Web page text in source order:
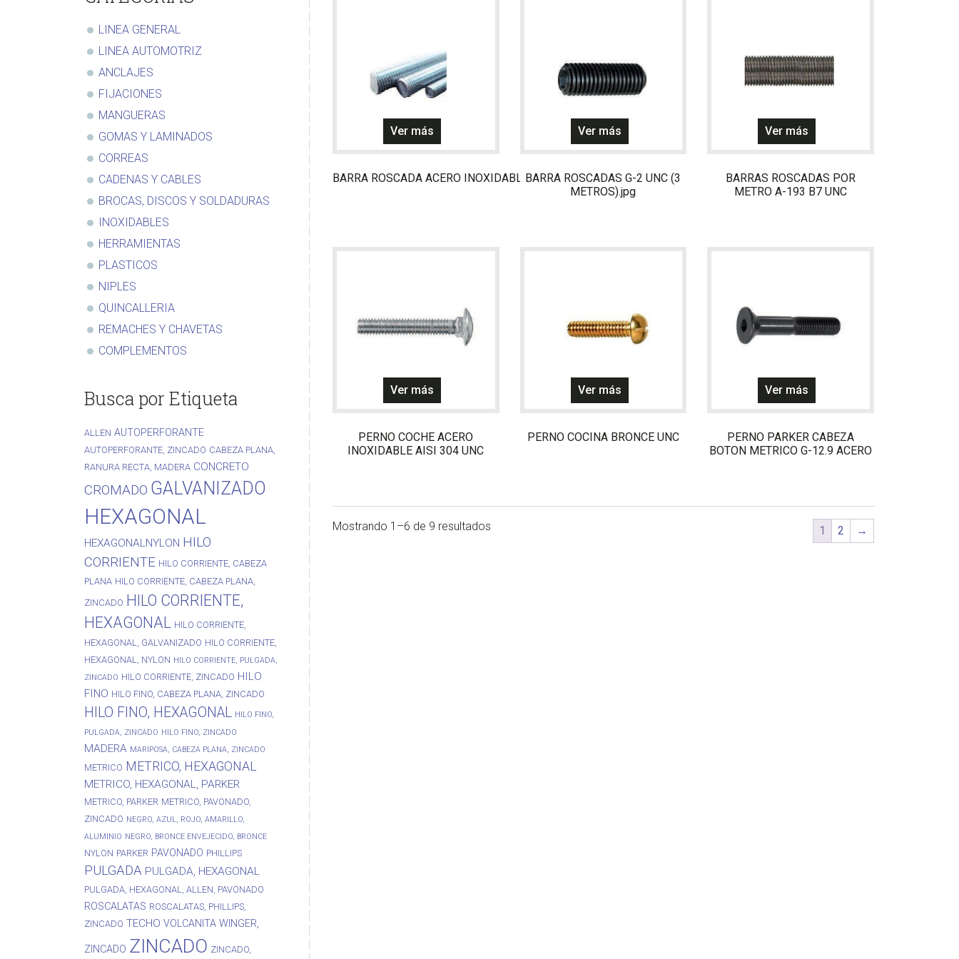
Ver más
BARRA ROSCADA ACERO INOXIDABLE UNC AISI 316
Ver más
múltiples
variantes.
se
la
página
de
BARRA ROSCADAS G-2 UNC (3
METROS).jpg
Ver más
múltiples
variantes.
se
la
página
BARRAS ROSCADAS POR
METRO A-193 B7 UNC
Ver más
PERNO COCHE ACERO
INOXIDABLE AISI 304 UNC
Ver más
PERNO COCINA BRONCE UNC
Ver más
PERNO PARKER CABEZA
BOTON METRICO G-12.9 ACERO
Mostrando 1–6 de 9 resultados 1 2 →
LINEA GENERAL
LINEA AUTOMOTRIZ
ANCLAJES
FIJACIONES
MANGUERAS
GOMAS Y LAMINADOS
CORREAS
CADENAS Y CABLES
BROCAS, DISCOS Y SOLDADURAS
INOXIDABLES
HERRAMIENTAS
PLASTICOS
NIPLES
QUINCALLERIA
REMACHES Y CHAVETAS
COMPLEMENTOS
Busca por Etiqueta
ALLEN AUTOPERFORANTE
AUTOPERFORANTE, ZINCADO CABEZA PLANA,
RANURA RECTA, MADERA CONCRETO
CROMADO GALVANIZADO
HEXAGONAL
HEXAGONALNYLON HILO
CORRIENTE HILO CORRIENTE, CABEZA
PLANA HILO CORRIENTE, CABEZA PLANA,
ZINCADO HILO CORRIENTE,
HEXAGONAL HILO CORRIENTE,
HEXAGONAL, GALVANIZADO HILO CORRIENTE,
HEXAGONAL, NYLON HILO CORRIENTE, PULGADA,
ZINCADO HILO CORRIENTE, ZINCADO HILO
FINO HILO FINO, CABEZA PLANA, ZINCADO
HILO FINO, HEXAGONAL HILO FINO,
PULGADA, ZINCADO HILO FINO, ZINCADO
MADERA MARIPOSA, CABEZA PLANA, ZINCADO
METRICO METRICO, HEXAGONAL
METRICO, HEXAGONAL, PARKER
METRICO, PARKER METRICO, PAVONADO,
ZINCADO NEGRO, AZUL, ROJO, AMARILLO,
ALUMINIO NEGRO, BRONCE ENVEJECIDO, BRONCE
NYLON PARKER PAVONADO PHILLIPS
PULGADA PULGADA, HEXAGONAL
PULGADA, HEXAGONAL, ALLEN, PAVONADO
ROSCALATAS ROSCALATAS, PHILLIPS,
ZINCADO TECHO VOLCANITA WINGER,
ZINCADO ZINCADO ZINCADO,